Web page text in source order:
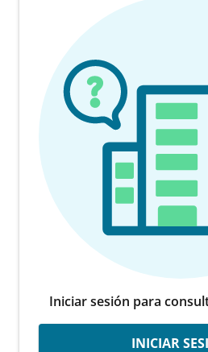
Iniciar sesión para
INICIAR